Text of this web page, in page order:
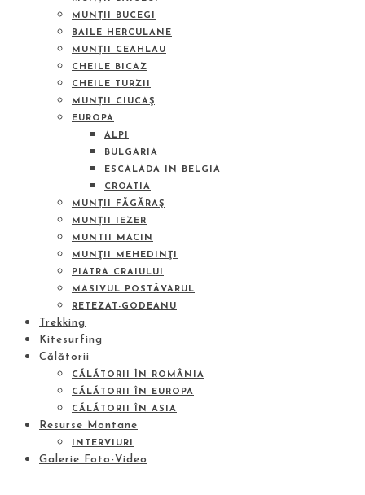
MUNȚII BUCEGI
BAILE HERCULANE
MUNȚII CEAHLAU
CHEILE BICAZ
CHEILE TURZII
MUNȚII CIUCAŞ
EUROPA
ALPI
BULGARIA
ESCALADA IN BELGIA
CROATIA
MUNȚII FĂGĂRAŞ
MUNȚII IEZER
MUNTII MACIN
MUNŢII MEHEDINŢI
PIATRA CRAIULUI
MASIVUL POSTĂVARUL
RETEZAT-GODEANU
Trekking
Kitesurfing
Călătorii
CĂLĂTORII ÎN ROMÂNIA
CĂLĂTORII ÎN EUROPA
CĂLĂTORII ÎN ASIA
Resurse Montane
INTERVIURI
Galerie Foto-Video